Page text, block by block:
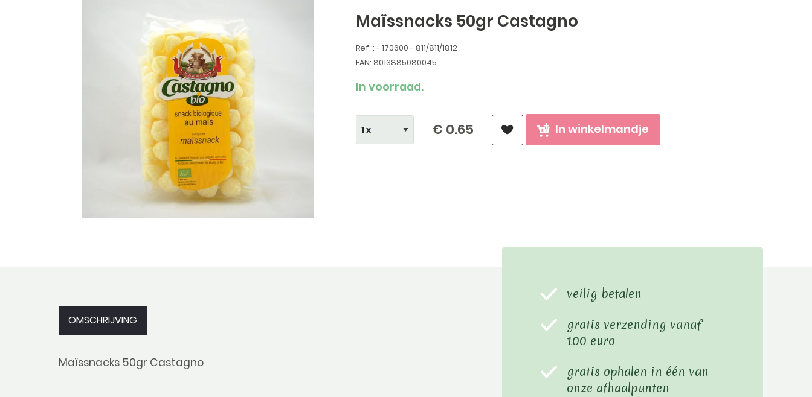
Maïssnacks 50gr Castagno
Ref. : - 170600 - 811/811/1812
EAN: 8013885080045
In voorraad.
€ 0.65 In winkelmandje
OMSCHRIJVING
Maïssnacks 50gr Castagno
veilig betalen
gratis verzending vanaf
100 euro
gratis ophalen in één van
onze afhaalpunten